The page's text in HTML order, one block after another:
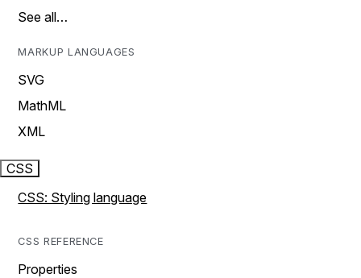
See all…
MARKUP LANGUAGES
SVG
MathML
XML
CSS
CSS: Styling language
CSS REFERENCE
Properties